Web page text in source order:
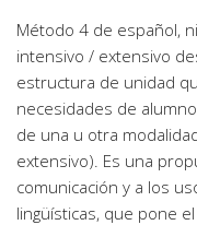
Método 4 de español,
intensivo / extensivo
estructura de unidad
necesidades de
de una u otra
extensivo). Es una
comunicación y a los
lingüísticas, que pone